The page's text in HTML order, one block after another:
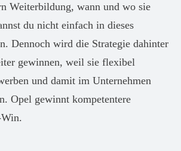
Weiterbildung, wann und wo sie
du nicht einfach in dieses
Dennoch wird die Strategie dahinter
gewinnen, weil sie flexibel
und damit im Unternehmen
Opel gewinnt kompetentere